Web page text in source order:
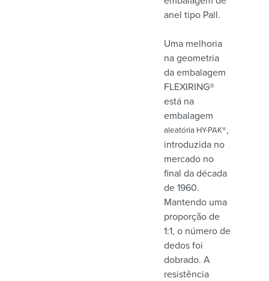
anel tipo Pall.
Uma melhoria
na geometria
da embalagem
FLEXIRING®
está na
embalagem
aleatória HY-PAK®,
introduzida no
mercado no
final da década
de 1960.
Mantendo uma
proporção de
1:1, o número de
dedos foi
dobrado. A
resistência